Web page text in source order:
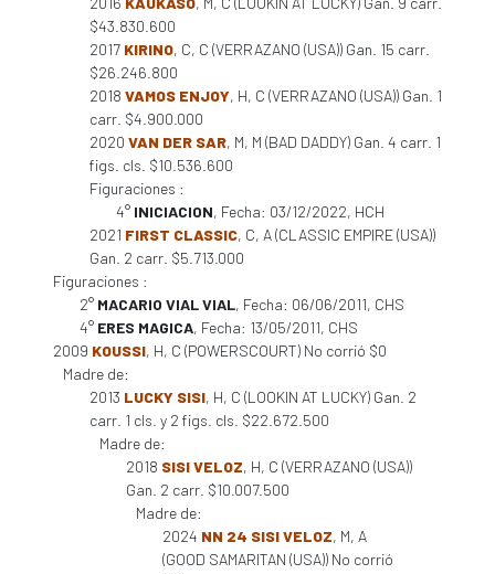
$43.830.600
2017 KIRINO, C, C (VERRAZANO (USA)) Gan. 15 carr.
$26.246.800
2018 VAMOS ENJOY, H, C (VERRAZANO (USA)) Gan. 1
carr. $4.900.000
2020 VAN DER SAR, M, M (BAD DADDY) Gan. 4 carr. 1
figs. cls. $10.536.600
Figuraciones :
4° INICIACION, Fecha: 03/12/2022, HCH
2021 FIRST CLASSIC, C, A (CLASSIC EMPIRE (USA))
Gan. 2 carr. $5.713.000
Figuraciones :
2° MACARIO VIAL VIAL, Fecha: 06/06/2011, CHS
4° ERES MAGICA, Fecha: 13/05/2011, CHS
2009 KOUSSI, H, C (POWERSCOURT) No corrió $0
Madre de:
2013 LUCKY SISI, H, C (LOOKIN AT LUCKY) Gan. 2
carr. 1 cls. y 2 figs. cls. $22.672.500
Madre de:
2018 SISI VELOZ, H, C (VERRAZANO (USA))
Gan. 2 carr. $10.007.500
Madre de:
2024 NN 24 SISI VELOZ, M, A
(GOOD SAMARITAN (USA)) No corrió